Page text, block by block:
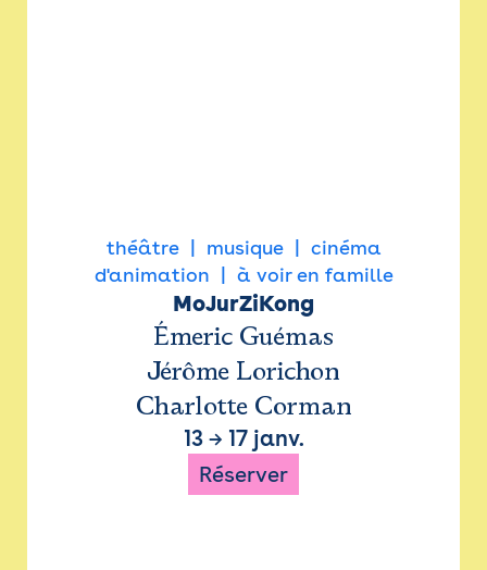
théâtre musique
cinéma
d'animation
à voir en famille
MoJurZiKong
Émeric Guémas
Jérôme Lorichon
Charlotte Corman
13→ 17 janv.
Réserver